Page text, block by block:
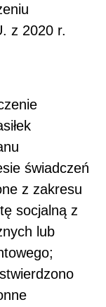
z 2020 r.
świadczeń
z zakresu
socjalną z
lub